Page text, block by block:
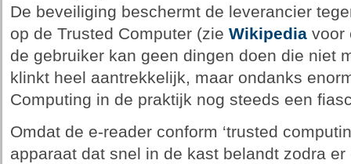
De beveiliging beschermt de leverancier
op de Trusted Computer (zie Wikipediavoor
de gebruiker kan geen dingen doen die niet
klinkt heel aantrekkelijk, maar ondanks
Computing in de praktijk nog steeds een
Omdat de e-reader conform ‘trusted
apparaat dat snel in de kast belandt zodra